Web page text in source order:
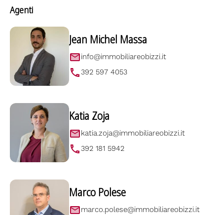
Agenti
Jean Michel Massa
info@immobiliareobizzi.it
392 597 4053
Katia Zoja
katia.zoja@immobiliareobizzi.it
392 181 5942
Marco Polese
marco.polese@immobiliareobizzi.it